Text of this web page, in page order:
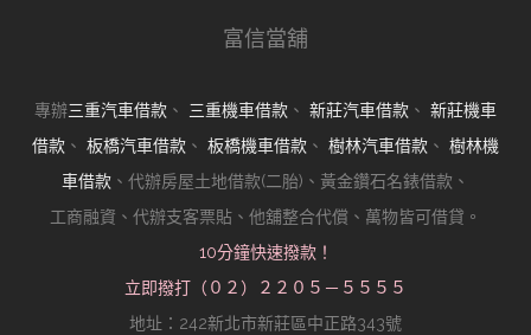
富信當舖
專辦三重汽車借款 、 三重機車借款 、 新莊汽車借款 、 新莊機車
借款 、 板橋汽車借款 、 板橋機車借款 、 樹林汽車借款 、 樹林機
車借款 、代辦房屋土地借款(二胎)、黃金鑽石名錶借款、
工商融資、代辦支客票貼、他舖整合代償、萬物皆可借貸。
10分鐘快速撥款！
立即撥打（０２）２２０５－５５５５
地址：242新北市新莊區中正路343號